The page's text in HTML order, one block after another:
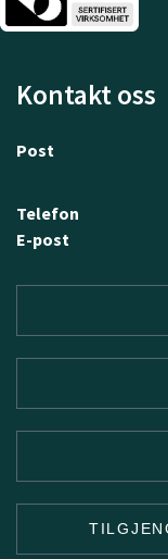
Kontakt oss
Post
Telefon
E-post